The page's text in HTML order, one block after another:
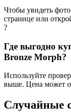
Чтобы увидеть
странице или
?
Где выгодно
Bronze Morph?
Используйте
выше. Цена может
Случайные